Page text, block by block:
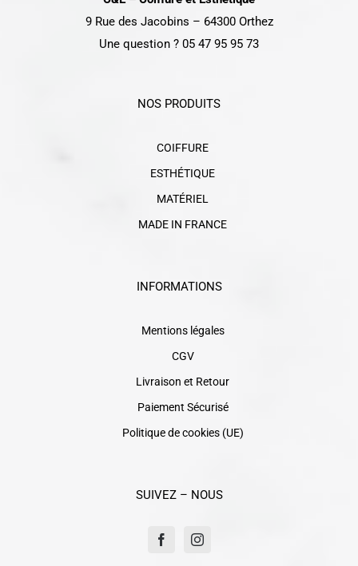
9 Rue des Jacobins – 64300 Orthez
Une question ? 05 47 95 95 73
NOS PRODUITS
COIFFURE
ESTHÉTIQUE
MATÉRIEL
MADE IN FRANCE
INFORMATIONS
Mentions légales
CGV
Livraison et Retour
Paiement Sécurisé
Politique de cookies (UE)
SUIVEZ – NOUS